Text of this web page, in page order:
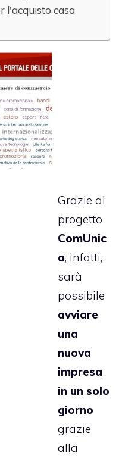
l'acquisto casa
Grazie al
progetto
ComUnic
a, infatti,
sarà
possibile
avviare
una
nuova
impresa
in un solo
giorno
grazie
alla